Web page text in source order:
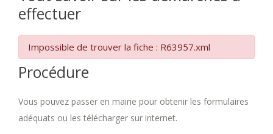
effectuer
Impossible de trouver la fiche : R63957.xml
Procédure
Vous pouvez passer en mairie pour obtenir les formulaires
adéquats ou les télécharger sur internet.